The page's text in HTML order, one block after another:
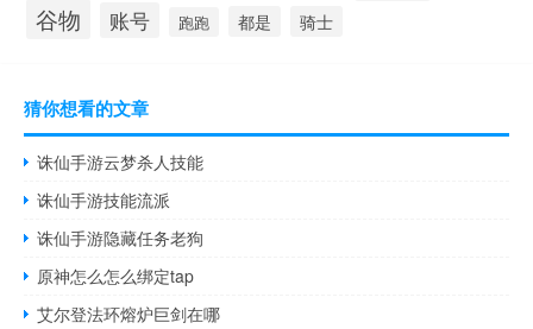
谷物 账号 跑跑 都是 骑士
猜你想看的文章
诛仙手游云梦杀人技能
诛仙手游技能流派
诛仙手游隐藏任务老狗
原神怎么怎么绑定tap
艾尔登法环熔炉巨剑在哪